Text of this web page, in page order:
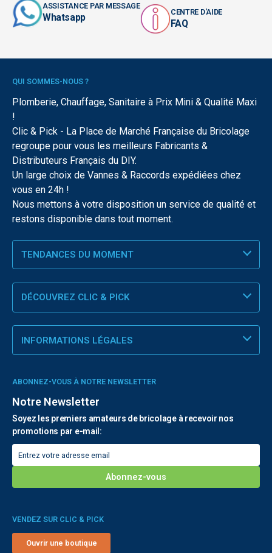
ASSISTANCE PAR MESSAGE
Whatsapp CENTRE D'AIDE
FAQ
QUI SOMMES-NOUS ?
Plomberie, Chauffage, Sanitaire à Prix Mini & Qualité Maxi
!
Clic & Pick - La Place de Marché Française du Bricolage
regroupe pour vous les meilleurs Fabricants &
Distributeurs Français du DIY.
Un large choix de Vannes & Raccords expédiées chez
vous en 24h !
Nous mettons à votre disposition un service de qualité et
restons disponible dans tout moment.
TENDANCES DU MOMENT
DÉCOUVREZ CLIC & PICK
INFORMATIONS LÉGALES
ABONNEZ-VOUS À NOTRE NEWSLETTER
Notre Newsletter
Soyez les premiers amateurs de bricolage à recevoir nos
promotions par e-mail:
VENDEZ SUR CLIC & PICK
Ouvrir une boutique